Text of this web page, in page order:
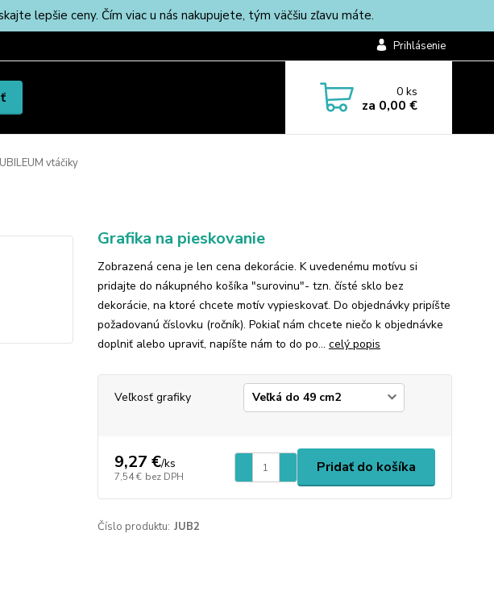
lepšie ceny. Čím viac u nás nakupujete, tým väčšiu zľavu máte.
Prihlásenie
0ks
za 0,00 €
vtáčiky
Grafika na pieskovanie
Zobrazená cena je len cena dekorácie. K uvedenému motívu si
pridajte do nákupného košíka "surovinu"- tzn. čísté sklo bez
dekorácie, na ktoré chcete motív vypieskovať. Do objednávky pripíšte
požadovanú číslovku (ročník). Pokiaľ nám chcete niečo k objednávke
doplniť alebo upraviť, napíšte nám to do po... celý popis
Veľkosť grafiky
9,27 €/ks
7,54 € bez DPH
Pridať do košíka
Číslo produktu: JUB2